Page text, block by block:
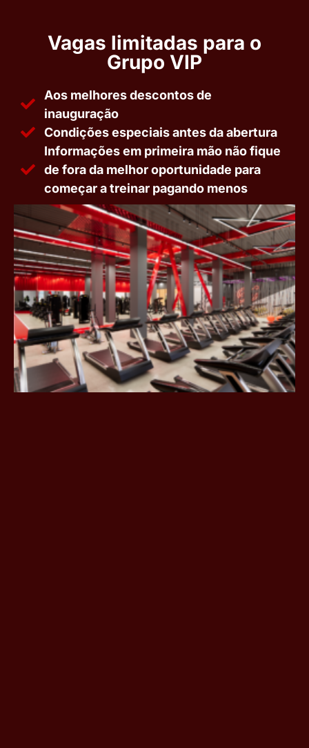
Vagas limitadas para o
Grupo VIP
Aos melhores descontos de
inauguração
Condições especiais antes da abertura
Informações em primeira mão não fique
de fora da melhor oportunidade para
começar a treinar pagando menos